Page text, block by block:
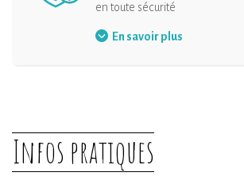
en toute sécurité
Organisation des arrivées
En savoir plus
Infos pratiques